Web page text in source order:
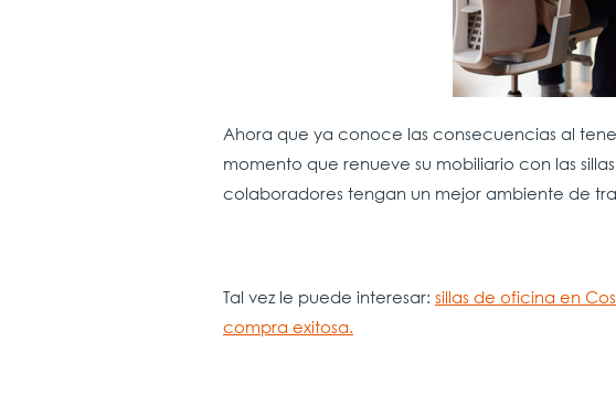
Ahora que ya conoce las consecuencias al
momento que renueve su mobiliario con las
colaboradores tengan un mejor ambiente de
Tal vez le puede interesar: sillas de oficina en
compra exitosa.